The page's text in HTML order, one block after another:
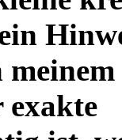
exakte